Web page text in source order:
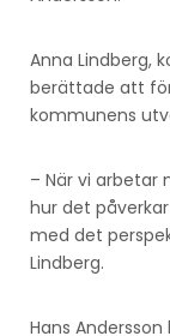
Anna Lindberg,
berättade att
kommunens
– När vi arbetar
hur det
med det
Lindberg.
Hans